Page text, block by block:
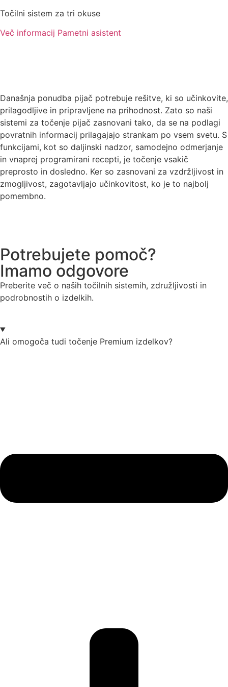
Točilni sistem za tri okuse
Več informacij Pametni asistent
Današnja ponudba pijač potrebuje rešitve, ki so učinkovite,
prilagodljive in pripravljene na prihodnost. Zato so naši
sistemi za točenje pijač zasnovani tako, da se na podlagi
povratnih informacij prilagajajo strankam po vsem svetu. S
funkcijami, kot so daljinski nadzor, samodejno odmerjanje
in vnaprej programirani recepti, je točenje vsakič
preprosto in dosledno. Ker so zasnovani za vzdržljivost in
zmogljivost, zagotavljajo učinkovitost, ko je to najbolj
pomembno.
Potrebujete pomoč?
Imamo odgovore
Preberite več o naših točilnih sistemih, združljivosti in
podrobnostih o izdelkih.
Ali omogoča tudi točenje Premium izdelkov?